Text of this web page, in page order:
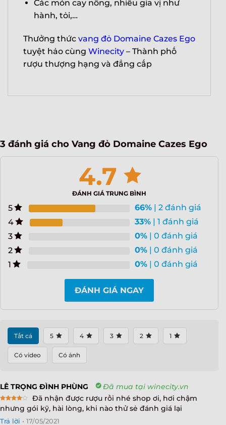
Các món cay nồng, nhiều gia vị như
hành, tỏi,…
Thưởng thức vang đỏ Domaine Cazes Ego
tuyệt hảo cùng Winecity – Thành phố
rượu thượng hạng và đẳng cấp
3 đánh giá cho Vang đỏ Domaine Cazes Ego
4.7
ĐÁNH GIÁ TRUNG BÌNH
5 66% | 2 đánh giá
4
33% | 1 đánh giá
3
0% | 0 đánh giá
2
0% | 0 đánh giá
1
0% | 0 đánh giá
ĐÁNH GIÁ NGAY
Tất cả 5 4 3 2 1
Có video Có ảnh
LÊ TRỌNG ĐÌNH PHÙNG Đã mua tại winecity.vn
Rated4
out of 5
Đã nhận được rượu rồi nhé shop ơi, hơi chậm
nhưng gói kỹ, hài lòng, khi nào thử sẻ đánh giá lại
Trả lời • 17/05/2021